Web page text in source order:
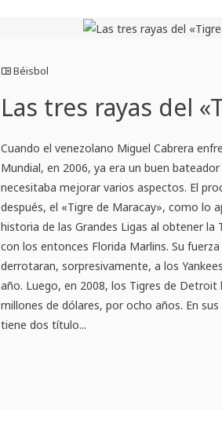
Béisbol
Las tres rayas del
Cuando el venezolano Miguel Cabrera
Mundial, en 2006, ya era un buen
necesitaba mejorar varios aspectos. El
después, el «Tigre de Maracay», como lo
historia de las Grandes Ligas al obtener
con los entonces Florida Marlins. Su
derrotaran, sorpresivamente, a los
año. Luego, en 2008, los Tigres de
millones de dólares, por ocho años. En
tiene dos título...